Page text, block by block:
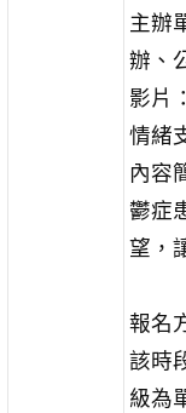
主辦
辦、
影片
情緒
內容
鬱症
望，
報名
該時
級為